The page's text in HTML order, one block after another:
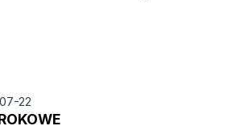
22